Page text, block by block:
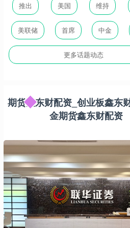
推出 美国 维持
美联储 首席 中金
更多话题动态
期货鑫东财配资_创业板鑫东
金期货鑫东财配资